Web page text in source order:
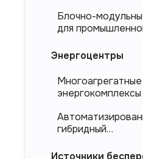
Представленные в
магистральных
Компания
Блочно-
для
оборудования
Энергоцентры
Многоагрегатные
энергокомплексы
гибридный
Источники